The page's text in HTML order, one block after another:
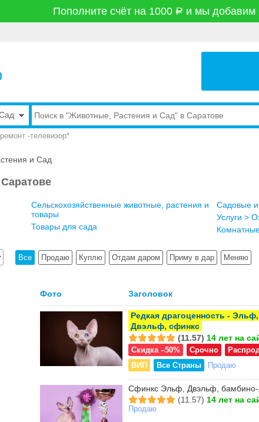
Пополните счёт на 1000 руб и мы добавим
-телевизор*
и Сад
Сельскохозяйственные животные, растения и
товары
Товары для сада
Садовые и
Услуги >
Все Продаю Куплю Отдам даром Приму в дар Меняю
Фото Заголовок
Редкая драгоценность -
Двэльф, сфинкс
(11.57) 14 лет на
Скидка –50% Срочно
ВИП
Все Страны Продаю
Сфинкс Эльф, Двэльф, бамбино-
(11.57) 14 лет на
Продаю